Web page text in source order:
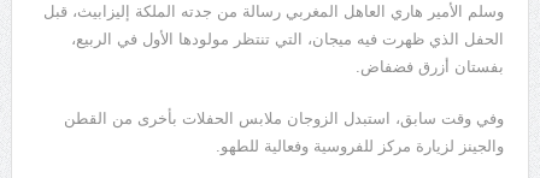
وسلم الأمير هاري العاهل المغربي رسالة من جدته الملكة إليزابيث، قبل
الحفل الذي ظهرت فيه ميجان، التي تنتظر مولودها الأول في الربيع،
بفستان أزرق فضفاض.
وفي وقت سابق، استبدل الزوجان ملابس الحفلات بأخرى من القطن
والجينز لزيارة مركز للفروسية وفعالية للطهو.